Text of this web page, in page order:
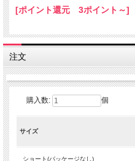
[ポイント還元 3ポイント～]
注文
購入数: 個
サイズ
ショート(パッケージなし)